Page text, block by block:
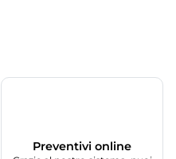
Preventivi online